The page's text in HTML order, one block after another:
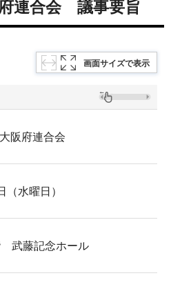
連合会 議事要旨
画面サイズで表示
阪府連合会
（水曜日）
武藤記念ホール